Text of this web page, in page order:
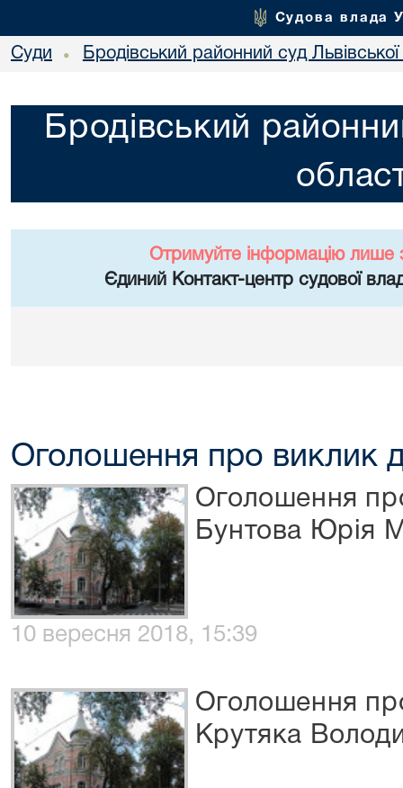
Судова влада
Суди • Бродівський районний суд Львівської
Бродівський
Отримуйте інформацію лише
Єдиний Контакт-центр судової
Оголошення про виклик
Оголошення
Бунтова Юрія
10 вересня 2018, 15:39
Оголошення
Крутяка